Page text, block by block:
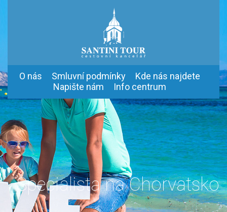
O nás Smluvní podmínky
Kde nás najdete
Napište nám
Info centrum
Specialista na Chorvatsko